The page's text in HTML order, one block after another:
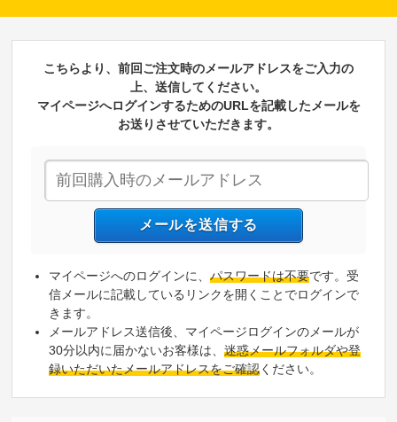
こちらより、前回ご注文時のメールアドレスをご入力の
上、送信してください。
マイページへログインするためのURLを記載したメールを
お送りさせていただきます。
マイページへのログインに、パスワードは不要です。受
信メールに記載しているリンクを開くことでログインで
きます。
メールアドレス送信後、マイページログインのメールが
30分以内に届かないお客様は、迷惑メールフォルダや登
録いただいたメールアドレスをご確認ください。